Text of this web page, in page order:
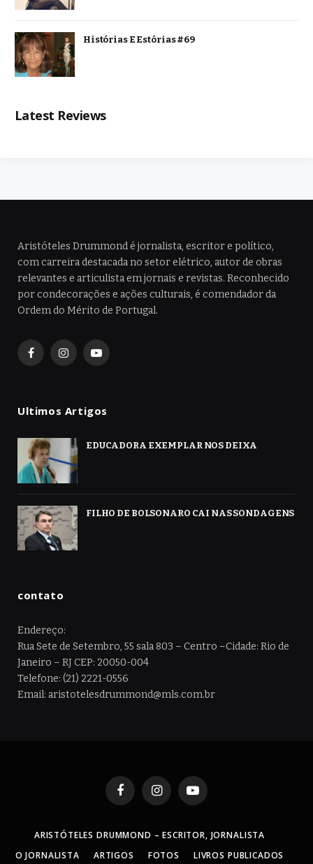
Histórias E Estórias #69
Latest Reviews
Aristóteles Drummond é jornalista, escritor e político,
com carreira destacada no setor elétrico, autor de obras
relevantes e articulista em jornais e revistas. Reconhecido
por condecorações e ações culturais, é comendador da
Ordem do Mérito de Portugal.
FacebookInstagramYouTube
Ultimos Artigos
EDUCADORA EXEMPLAR NOS DEIXA
FILHO DE BOLSONARO CAI NAS SONDAGENS
contato
Endereço:
Rua Sete de Setembro, 55 sala 803 – Centro –Cidade: Rio de
Janeiro – RJ CEP: 20050-004
Telefone: (21) 2221-0556
Email: aristotelesdrummond@mls.com.br
FacebookInstagramYouTube
ARISTÓTELES DRUMMOND – ESCRITOR, JORNALISTA
O JORNALISTA
ARTIGOS FOTOS LIVROS PUBLICADOS